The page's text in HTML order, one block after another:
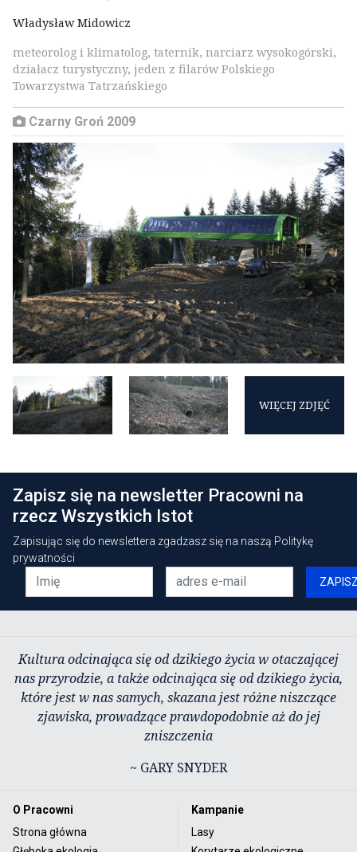
Władysław Midowicz
meteorolog i klimatolog, taternik, narciarz wysokogórski,
działacz turystyczny, jeden z filarów Polskiego
Towarzystwa Tatrzańskiego
Czarny Groń 2009
WIĘCEJ ZDJĘĆ
Zapisz się na newsletter Pracowni na
rzecz Wszystkich Istot
Zapisując się do newslettera zgadzasz się na naszą Politykę
prywatności
Kultura odcinająca się od dzikiego życia w otaczającej
nas przyrodzie, a także odcinająca się od dzikiego życia,
które jest w nas samych, skazana jest różne niszczące
zjawiska, prowadzące prawdopodobnie aż do jej
zniszczenia
~ GARY SNYDER
O Pracowni
Strona główna
Kampanie
Lasy